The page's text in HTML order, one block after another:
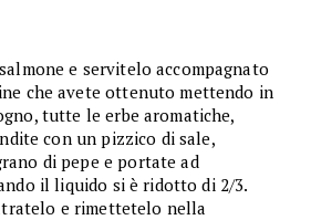
e servitelo accompagnato
che avete ottenuto mettendo in
tutte le erbe aromatiche,
con un pizzico di sale,
di pepe e portate ad
il liquido si è ridotto di 2/3.
e rimettetelo nella